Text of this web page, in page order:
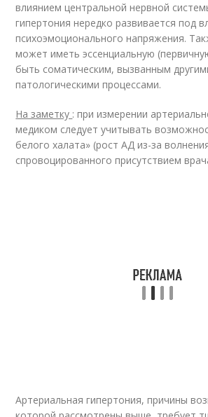
влиянием центральной нервной
гипертония нередко развивается под
психоэмоционального напряжения.
может иметь эссенциальную
быть соматическим, вызванным
патологическими процессами.
На заметку : при измерении
медиком следует учитывать
белого халата» (рост АД из-за
спровоцированного присутствием
Артериальная гипертония, причины